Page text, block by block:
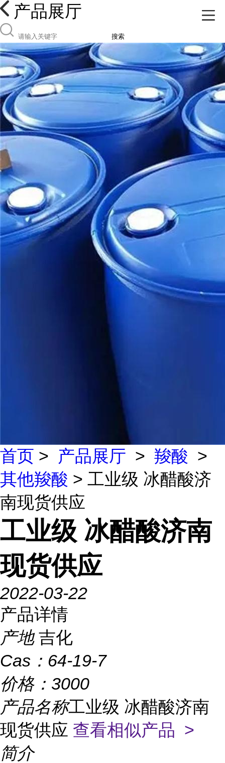
产品展厅
搜索
首页 > 产品展厅 > 羧酸 >
其他羧酸 > 工业级 冰醋酸济
南现货供应
工业级 冰醋酸济南
现货供应
2022-03-22
产品详情
产地 吉化
Cas： 64-19-7
价格： 3000
产品名称工业级 冰醋酸济南
现货供应 查看相似产品 >
简介